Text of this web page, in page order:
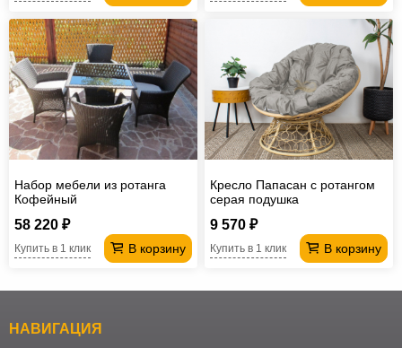
Набор мебели из ротанга
Кофейный
58 220 ₽
В корзину
Купить в 1 клик
Кресло Папасан с ротангом
серая подушка
9 570 ₽
В корзину
Купить в 1 клик
НАВИГАЦИЯ